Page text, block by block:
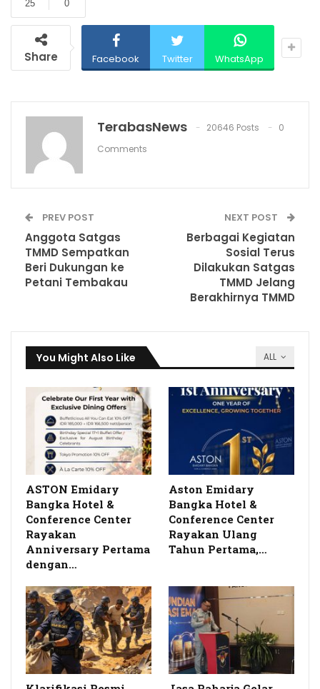
0
25
Share Facebook Twitter WhatsApp
TerabasNews 20646 Posts
0
Comments
PREV POST
Anggota Satgas
TMMD Sempatkan
Beri Dukungan ke
Petani Tembakau
NEXT POST
Berbagai Kegiatan
Sosial Terus
Dilakukan Satgas
TMMD Jelang
Berakhirnya TMMD
ALL
You Might Also Like
ASTON Emidary
Bangka Hotel &
Conference Center
Rayakan
Anniversary Pertama
dengan…
Aston Emidary
Bangka Hotel &
Conference Center
Rayakan Ulang
Tahun Pertama,…